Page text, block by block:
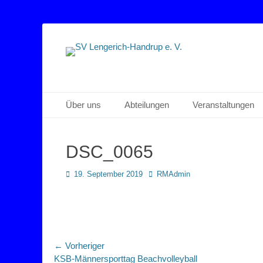
SV Lengerich-
Sportverein Lengerich Handrup
Primäres Menü
Zum
Inhalt
Über uns Abteilungen Veranstaltungen
DSC_0065
Posted
19. September 2019 AutorRMAdmin
Beitragsnavigation
← Vorheriger
Vorheriger
KSB-Männersporttag Beachvolleyball